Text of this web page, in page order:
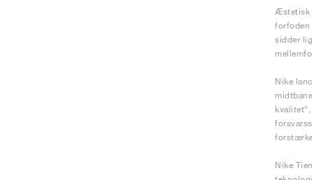
Æstetisk
forfoden
sidder
Nike
Nike